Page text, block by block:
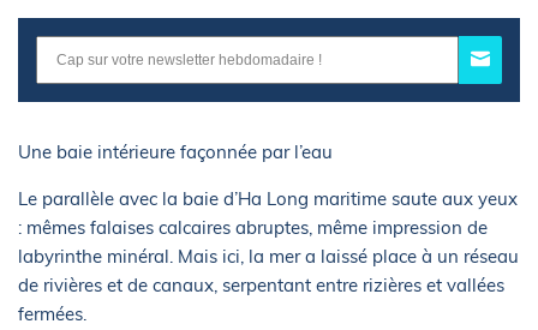
Une baie intérieure façonnée par l’eau
Le parallèle avec la baie d’Ha Long maritime saute aux yeux
: mêmes falaises calcaires abruptes, même impression de
labyrinthe minéral. Mais ici, la mer a laissé place à un réseau
de rivières et de canaux, serpentant entre rizières et vallées
fermées.